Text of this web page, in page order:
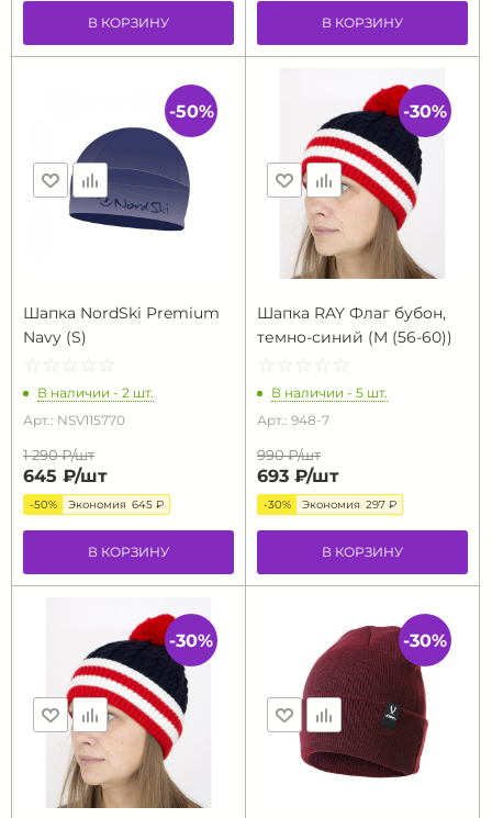
В КОРЗИНУ В КОРЗИНУ
Шапка NordSki Premium
Navy (S)
☆ ☆ ☆ ☆ ☆
★ ★ ★ ★ ★
В наличии - 2 шт.
Арт.: NSV115770
1 290 ₽/шт
645 ₽/шт
-50% Экономия 645 ₽
В КОРЗИНУ
-50%
Шапка RAY Флаг бубон,
темно-синий (M (56-60))
☆ ☆ ☆ ☆ ☆
★ ★ ★ ★ ★
В наличии - 5 шт.
Арт.: 948-7
990 ₽/шт
693 ₽/шт
-30% Экономия 297 ₽
В КОРЗИНУ
-30%
-30% -30%